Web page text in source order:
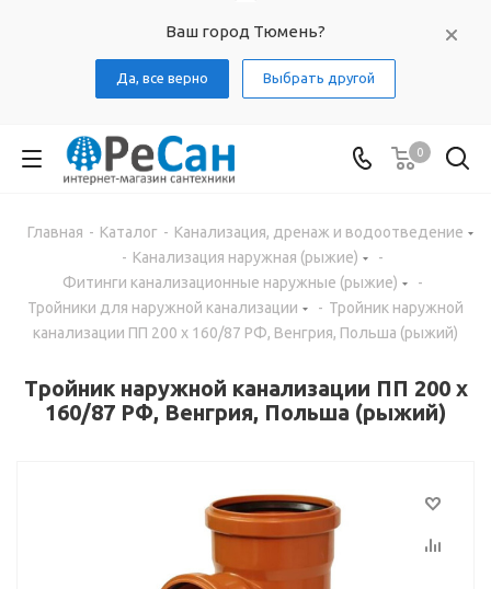
Ваш город Тюмень?
Да, все верно Выбрать другой
0
Главная - Каталог - Канализация, дренаж и водоотведение
- Канализация наружная (рыжие)
-
Фитинги канализационные наружные (рыжие)
-
Тройники для наружной канализации
- Тройник наружной
канализации ПП 200 х 160/87 РФ, Венгрия, Польша (рыжий)
Тройник наружной канализации ПП 200 х
160/87 РФ, Венгрия, Польша (рыжий)